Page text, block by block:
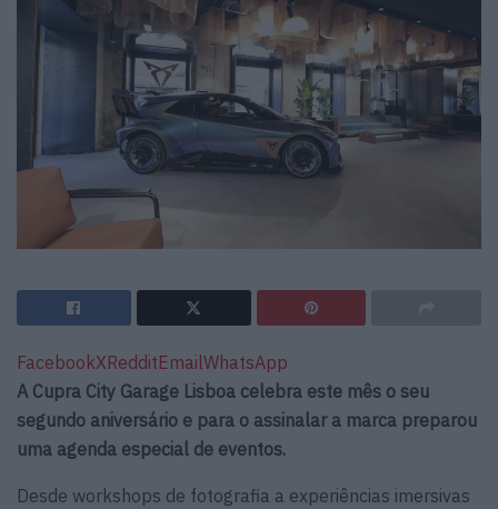
FacebookXRedditEmailWhatsApp
A Cupra City Garage Lisboa celebra este mês o seu
segundo aniversário e para o assinalar a marca preparou
uma agenda especial de eventos.
Desde workshops de fotografia a experiências imersivas